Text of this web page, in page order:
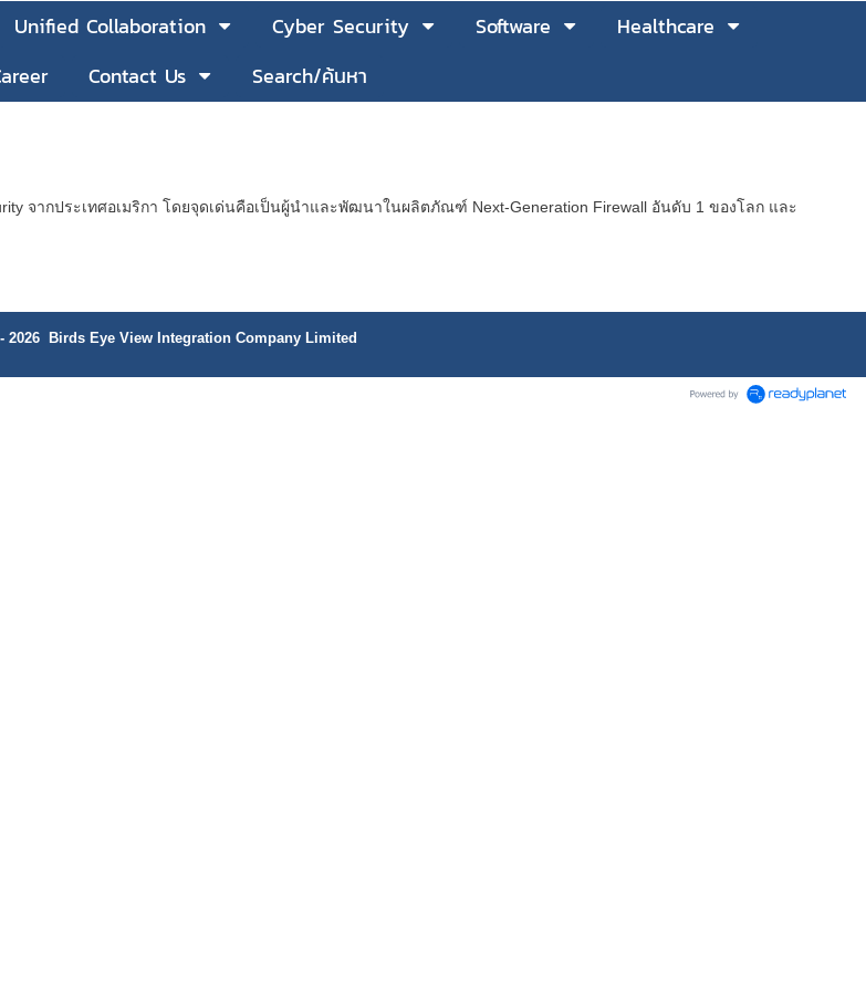
Unified Collaboration Cyber Security Software
Healthcare
Contact Us Search/ค้นหา
จากประเทศอเมริกา โดยจุดเด่นคือเป็นผู้นำและพัฒนาในผลิตภัณฑ์ Next-Generation Firewall อันดับ 1 ของโลก และ
2026 Birds Eye View Integration Company Limited